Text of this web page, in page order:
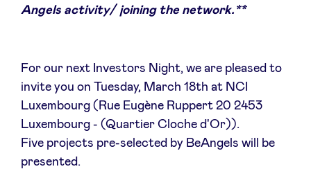
BeAngels Academy
BeAngels Luxembourg
NXT Brussels - Groupe d'investissement
Angels activity/ joining the network.**
For our next Investors Night, we are pleased to
invite you on Tuesday, March 18th at NCI
Luxembourg (Rue Eugène Ruppert 20 2453
Luxembourg - (Quartier Cloche d'Or)).
Five projects pre-selected by BeAngels will be
presented.